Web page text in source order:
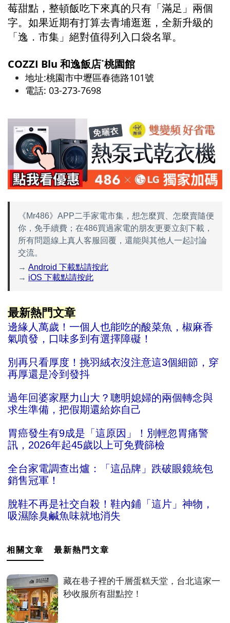
莓甜點，整頓飯吃下來真的只有「滿足」兩個
字。如果近期有打算去青埔逛逛，全新升級的
「逸．市集」絕對值得列入口袋名單。
COZZI Blu 和逸飯店˙桃園館
地址:桃園市中壢區春德路101號
電話: 03-273-7698
《Mr486》APP二手家電市集，想怎麼買、怎麼賣隨便
你，免手續費；在486買過家電的朋友更要立刻下載，
所有問題線上真人客服回覆，還能與其他人一起討論
交流。
→ Android 下載點請按此
→ iOS 下載點請按此
最新熱門文章
邊緣人萬歲！一個人也能吃的酸菜魚，椒麻香
氣噴發，口味多到有選擇障礙！
別再只看厚度！挑羽絨衣沒注意這3個細節，穿
再厚還是冷到發抖
過年回婆家壓力山大？聰明媳婦的兩個轉念與
求生準備，把假期還給妳自己
胃癌發生有9成是「這原因」！別輕忽胃痛警
訊，2026年起45歲以上可免費篩檢
全台家電調查出爐：「這品牌」跌破眼鏡統包
銷售冠軍！
脫鞋不再是社交自殺！鞋內鋪「這片」神物，
吸濕除臭鹹魚味就地消失
相關文章 最新熱門文章
藏在巷子裡的千層蛋糕天堂，台北這家一
秒收服所有甜點控！